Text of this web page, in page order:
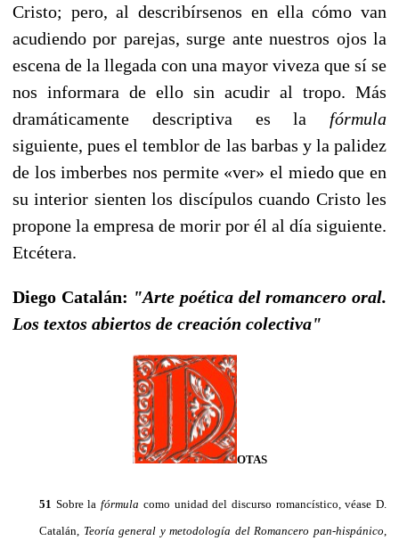
Cristo; pero, al describírsenos en ella cómo van
acudiendo por parejas, surge ante nuestros ojos la
escena de la llegada con una mayor viveza que sí se
nos informara de ello sin acudir al tropo. Más
dramáticamente descriptiva es la fórmula
siguiente, pues el temblor de las barbas y la palidez
de los imberbes nos permite «ver» el miedo que en
su interior sienten los discípulos cuando Cristo les
propone la empresa de morir por él al día siguiente.
Etcétera.
Diego Catalán: "Arte poética del romancero oral.
Los textos abiertos de creación colectiva"
OTAS
51 Sobre lafórmula como unidad del discurso romancístico, véase D.
Catalán, Teoría general y metodología del Romancero pan-hispánico